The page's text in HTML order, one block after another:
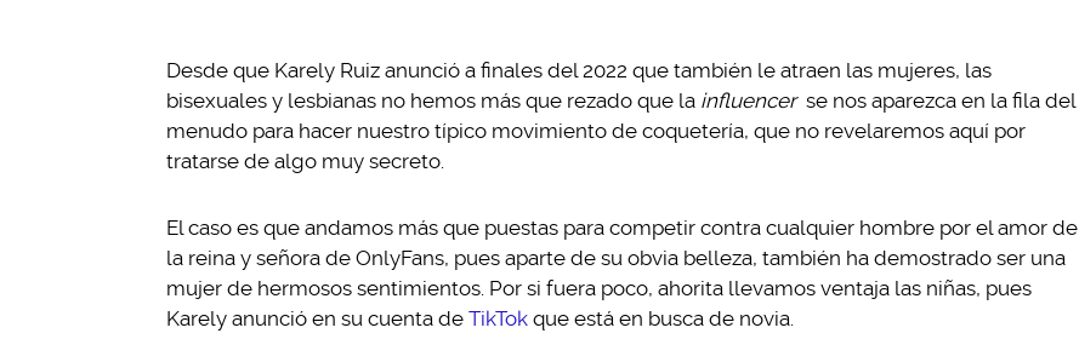
Desde que Karely Ruiz anunció a finales del 2022 que también le atraen las mujeres, las
bisexuales y lesbianas no hemos más que rezado que la influencer se nos aparezca en la fila del
menudo para hacer nuestro típico movimiento de coquetería, que no revelaremos aquí por
tratarse de algo muy secreto.
El caso es que andamos más que puestas para competir contra cualquier hombre por el amor de
la reina y señora de OnlyFans, pues aparte de su obvia belleza, también ha demostrado ser una
mujer de hermosos sentimientos. Por si fuera poco, ahorita llevamos ventaja las niñas, pues
Karely anunció en su cuenta de TikTok que está en busca de novia.